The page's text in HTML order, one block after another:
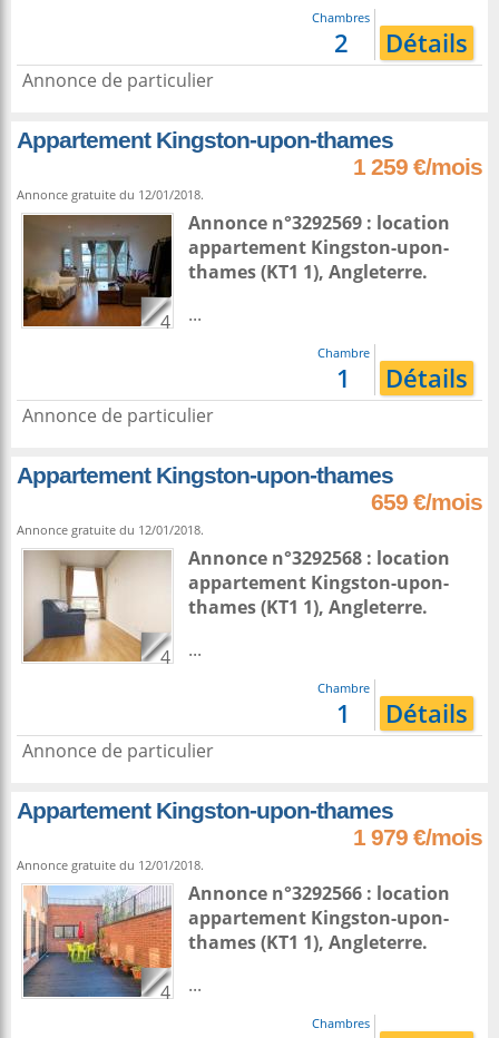
Chambres
2 Détails
Annonce de particulier
Appartement Kingston-upon-thames
1 259 €/mois
Annonce gratuite du 12/01/2018.
4
Annonce n°3292569 : location
appartement Kingston-upon-
thames(KT1 1), Angleterre.
...
Chambre
1 Détails
Annonce de particulier
Appartement Kingston-upon-thames
659 €/mois
Annonce gratuite du 12/01/2018.
4
Annonce n°3292568 : location
appartement Kingston-upon-
thames(KT1 1), Angleterre.
...
Chambre
1 Détails
Annonce de particulier
Appartement Kingston-upon-thames
1 979 €/mois
Annonce gratuite du 12/01/2018.
4
Annonce n°3292566 : location
appartement Kingston-upon-
thames(KT1 1), Angleterre.
...
Chambres